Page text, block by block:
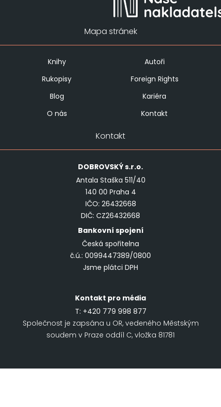
Mapa stránek
Knihy
Autoři
Rukopisy
Foreign Rights
Blog
Kariéra
O nás
Kontakt
Kontakt
DOBROVSKÝs.r.o.
Antala Staška 511/40
140 00 Praha 4
IČO: 26432668
DIČ: CZ26432668
Bankovní spojení
Česká spořitelna
č.ú.: 0099447389/0800
Jsme plátci DPH
Kontakt pro média
T: +420 779 998 877
Společnost je zapsána u OR, vedeného Městským
soudem v Praze oddíl C, vložka 81781